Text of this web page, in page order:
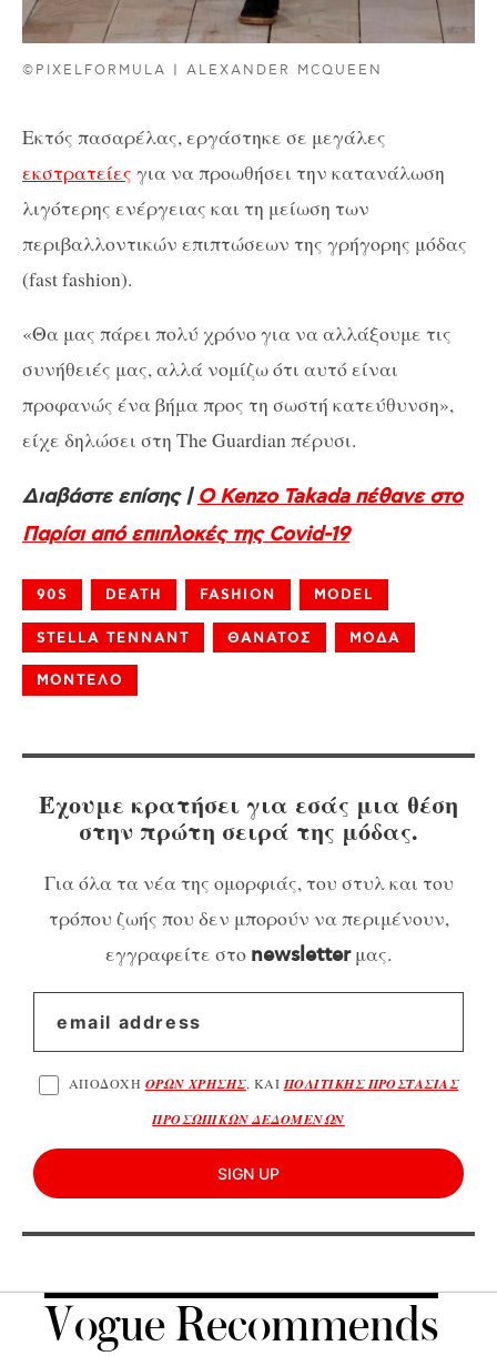
©PIXELFORMULA | ALEXANDER MCQUEEN
Εκτός πασαρέλας, εργάστηκε σε μεγάλες
εκστρατείες για να προωθήσει την κατανάλωση
λιγότερης ενέργειας και τη μείωση των
περιβαλλοντικών επιπτώσεων της γρήγορης μόδας
(fast fashion).
«Θα μας πάρει πολύ χρόνο για να αλλάξουμε τις
συνήθειές μας, αλλά νομίζω ότι αυτό είναι
προφανώς ένα βήμα προς τη σωστή κατεύθυνση»,
είχε δηλώσει στη The Guardian πέρυσι.
Διαβάστε επίσης | Ο Kenzo Takada πέθανε στο
Παρίσι από επιπλοκές της Covid-19
90S DEATH FASHION MODEL
STELLA TENNANT ΘΑΝΑΤΟΣ ΜΟΔΑ
ΜΟΝΤΕΛΟ
Έχουμε κρατήσει για εσάς μια θέση
στην πρώτη σειρά της μόδας.
Για όλα τα νέα της ομορφιάς, του στυλ και του
τρόπου ζωής που δεν μπορούν να περιμένουν,
εγγραφείτε στο newsletterμας.
ΑΠΟΔΟΧΗ ΟΡΩΝ ΧΡΗΣΗΣ, ΚΑΙ ΠΟΛΙΤΙΚΗΣ ΠΡΟΣΤΑΣΙΑΣ
ΠΡΟΣΩΠΙΚΩΝ ΔΕΔΟΜΕΝΩΝ
SIGN UP
Vogue Recommends